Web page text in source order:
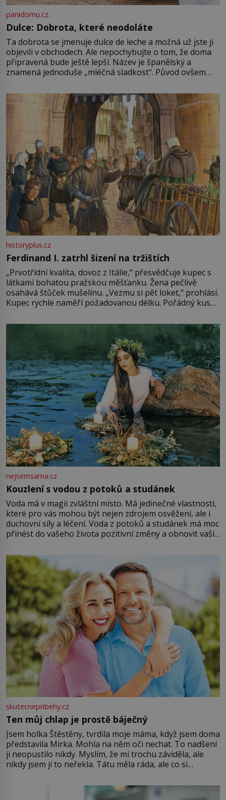
panidomu.cz
Dulce: Dobrota, které neodoláte
Ta dobrota se jmenuje dulce de leche a možná už jste ji
objevili v obchodech. Ale nepochybujte o tom, že doma
připravená bude ještě lepší. Název je španělský a
znamená jednoduše „mléčná sladkost“. Původ ovšem
pře hned několik latinskoamerických zemí a k tomu
Francie, kde se traduje,
historyplus.cz
Ferdinand I. zatrhl šizení na tržištích
„Prvotřídní kvalita, dovoz z Itálie,“ přesvědčuje kupec s
látkami bohatou pražskou měšťanku. Žena pečlivě
osahává štůček mušelínu. „Vezmu si pět loket,“ prohlásí.
Kupec rychle naměří požadovanou délku. Pořádný kus
milostpaní. Stačí jenom na sukni,“ zhodnotí švadlena
množství růžového mušelínu. „Ošidili vás, podívejte.“
nejsemsama.cz
Kouzlení s vodou z potoků a studánek
Voda má v magii zvláštní místo. Má jedinečné vlastnosti,
které pro vás mohou být nejen zdrojem osvěžení, ale i
duchovní síly a léčení. Voda z potoků a studánek má moc
přinést do vašeho života pozitivní změny a obnovit vaši
můžete obohatit své rituály a přinést do svého života
větší harmonii a klid. Je důležité
skutecnepribehy.cz
Ten můj chlap je prostě báječný
Jsem holka Štěstěny, tvrdila moje máma, když jsem doma
představila Mirka. Mohla na něm oči nechat. To nadšení
ji neopustilo nikdy. Myslím, že mi trochu záviděla, ale
nikdy jsem jí to neřekla. Tátu měla ráda, ale co si
Jsme spolu moc rádi Tehdy byla jiná doba, když